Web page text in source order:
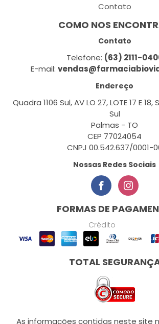
Contato
COMO NOS
Contato
Telefone: (63) 2111-
E-mail:
Endereço
Quadra 1106 Sul, AV LO 27, LOTE 17 E
Sul
Palmas - TO
CEP 77024054
CNPJ 00.542.637/0001-
Nossas Redes Sociais
FORMAS DE
Crédito
TOTAL
As informações contidas neste site